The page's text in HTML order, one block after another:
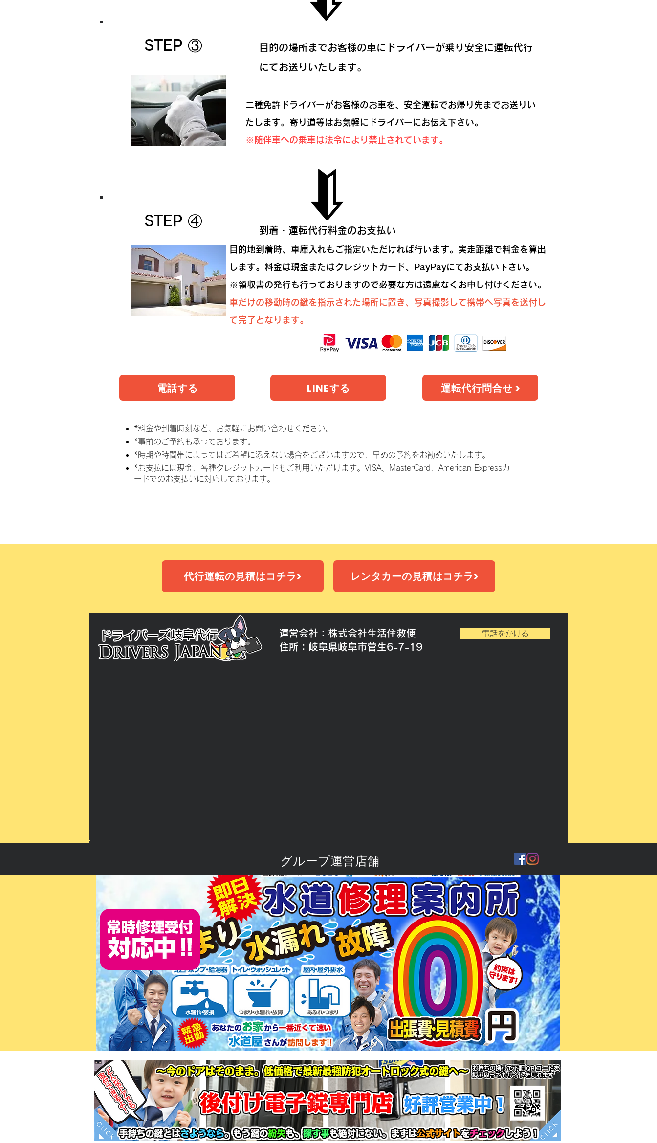
STEP ③
目的の場所までお客様の車にドライバーが乗り安全に運転代行
にてお送りいたします。
二種免許ドライバーがお客様のお車を、安全運転でお帰り先までお送りい
たします。寄り道等はお気軽にドライバーにお伝え下さい。
※随伴車への乗車は法令により禁止されています。
STEP ④
到着・運転代行料金のお支払い
目的地到着時、車庫入れもご指定いただければ行います。実走距離で料金を算出
します。料金は現金またはクレジットカード、PayPayにてお支払い下さい。
※領収書の発行も行っておりますので必要な方は遠慮なくお申し付けください。
車だけの移動時の鍵を指示された場所に置き、写真撮影して携帯へ写真を送付し
て完了となります。
電話する LINEする 運転代行問合せ >
*料金や到着時刻など、お気軽にお問い合わせください。
*事前のご予約も承っております。
*時期や時間帯によってはご希望に添えない場合をございますので、早めの予約をお勧めいたします。
*お支払には現金、各種クレジットカードもご利用いただけます。VISA、MasterCard、American Expressカ
ードでのお支払いに対応しております。
代行運転の見積はコチラ> レンタカーの見積はコチラ>
運営会社：株式会社生活住救便
​住所：岐阜県岐阜市菅生6-7-19
電話をかける
​グループ運営店舗